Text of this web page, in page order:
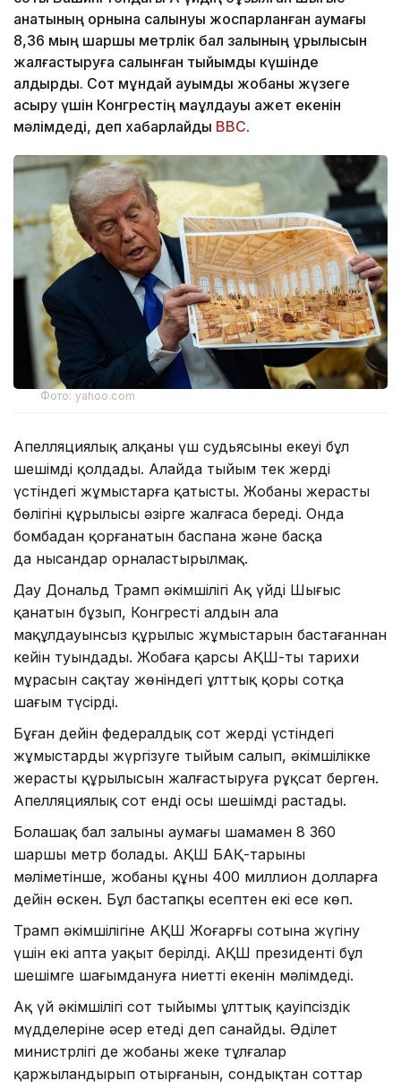
қанатының орнына салынуы жоспарланған аумағы
8,36 мың шаршы метрлік бал залының құрылысын
жалғастыруға салынған тыйымды күшінде
қалдырды. Сот мұндай ауқымды жобаны жүзеге
асыру үшін Конгрестің мақұлдауы қажет екенін
мәлімдеді, деп хабарлайды BBC.
Фото: yahoo.com
Апелляциялық алқаның үш судьясының екеуі бұл
шешімді қолдады. Алайда тыйым тек жердің
үстіндегі жұмыстарға қатысты. Жобаның жерасты
бөлігінің құрылысы әзірге жалғаса береді. Онда
бомбадан қорғанатын баспана және басқа
да нысандар орналастырылмақ.
Дау Дональд Трамп әкімшілігі Ақ үйдің Шығыс
қанатын бұзып, Конгрестің алдын ала
мақұлдауынсыз құрылыс жұмыстарын бастағаннан
кейін туындады. Жобаға қарсы АҚШ-тың тарихи
мұрасын сақтау жөніндегі ұлттық қоры сотқа
шағым түсірді.
Бұған дейін федералдық сот жердің үстіндегі
жұмыстарды жүргізуге тыйым салып, әкімшілікке
жерасты құрылысын жалғастыруға рұқсат берген.
Апелляциялық сот енді осы шешімді растады.
Болашақ бал залының аумағы шамамен 8 360
шаршы метр болады. АҚШ БАҚ-тарының
мәліметінше, жобаның құны 400 миллион долларға
дейін өскен. Бұл бастапқы есептен екі есе көп.
Трамп әкімшілігіне АҚШ Жоғарғы сотына жүгіну
үшін екі апта уақыт берілді. АҚШ президенті бұл
шешімге шағымдануға ниетті екенін мәлімдеді.
Ақ үй әкімшілігі сот тыйымы ұлттық қауіпсіздік
мүдделеріне әсер етеді деп санайды. Әділет
министрлігі де жобаны жеке тұлғалар
қаржыландырып отырғанын, сондықтан соттар